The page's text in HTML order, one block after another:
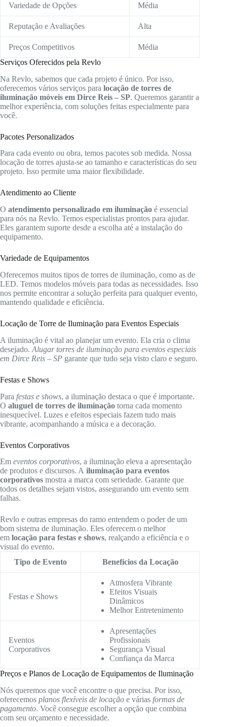
Variedade de Opções Média
Reputação e Avaliações Alta
Preços Competitivos
Média
Serviços Oferecidos pela Revlo
Na Revlo, sabemos que cada projeto é único. Por isso,
oferecemos vários serviços para locação de torres de
iluminação móveis em Dirce Reis – SP. Queremos garantir a
melhor experiência, com soluções feitas especialmente para
você.
Pacotes Personalizados
Para cada evento ou obra, temos pacotes sob medida. Nossa
locação de torres ajusta-se ao tamanho e características do seu
projeto. Isso permite uma maior flexibilidade.
Atendimento ao Cliente
O atendimento personalizado em iluminação é essencial
para nós na Revlo. Temos especialistas prontos para ajudar.
Eles garantem suporte desde a escolha até a instalação do
equipamento.
Variedade de Equipamentos
Oferecemos muitos tipos de torres de iluminação, como as de
LED. Temos modelos móveis para todas as necessidades. Isso
nos permite encontrar a solução perfeita para qualquer evento,
mantendo qualidade e eficiência.
Locação de Torre de Iluminação para Eventos Especiais
A iluminação é vital ao planejar um evento. Ela cria o clima
desejado. Alugar torres de iluminação para eventos especiais
em Dirce Reis – SP garante que tudo seja visto claro e seguro.
Festas e Shows
Para festas e shows, a iluminação destaca o que é importante.
O aluguel de torres de iluminação torna cada momento
inesquecível. Luzes e efeitos especiais fazem tudo mais
vibrante, acompanhando a música e a decoração.
Eventos Corporativos
Em eventos corporativos, a iluminação eleva a apresentação
de produtos e discursos. A iluminação para eventos
corporativos mostra a marca com seriedade. Garante que
todos os detalhes sejam vistos, assegurando um evento sem
falhas.
Revlo e outras empresas do ramo entendem o poder de um
bom sistema de iluminação. Eles oferecem o melhor
em locação para festas e shows, realçando a eficiência e o
visual do evento.
Tipo de Evento
Benefícios da Locação
Festas e Shows
Atmosfera Vibrante
Efeitos Visuais
Dinâmicos
Melhor Entretenimento
Eventos
Corporativos
Apresentações
Profissionais
Segurança Visual
Confiança da Marca
Preços e Planos de Locação de Equipamentos de Iluminação
Nós queremos que você encontre o que precisa. Por isso,
oferecemos planos flexíveis de locação e várias formas de
pagamento. Você consegue escolher a opção que combina
com seu orçamento e necessidade.